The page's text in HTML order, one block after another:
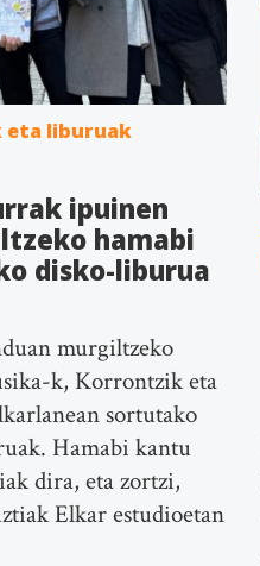
eta liburuak
ipuinen
hamabi
disko-liburua
murgiltzeko
k, Korrontzik eta
sortutako
Hamabi kantu
dira, eta zortzi,
Elkar estudioetan